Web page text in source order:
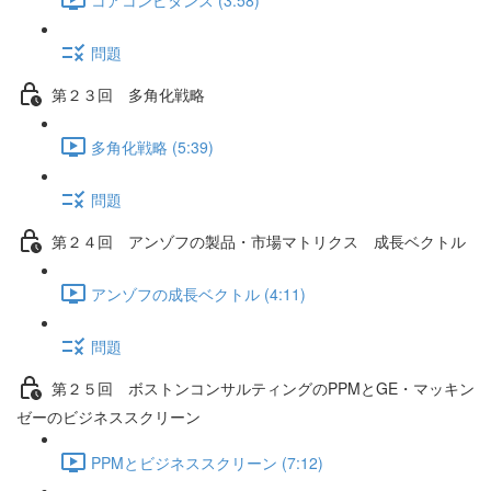
問題
第２３回 多角化戦略
多角化戦略 (5:39)
問題
第２４回 アンゾフの製品・市場マトリクス 成長ベクトル
アンゾフの成長ベクトル (4:11)
問題
第２５回 ボストンコンサルティングのPPMとGE・マッキン
ゼーのビジネススクリーン
PPMとビジネススクリーン (7:12)